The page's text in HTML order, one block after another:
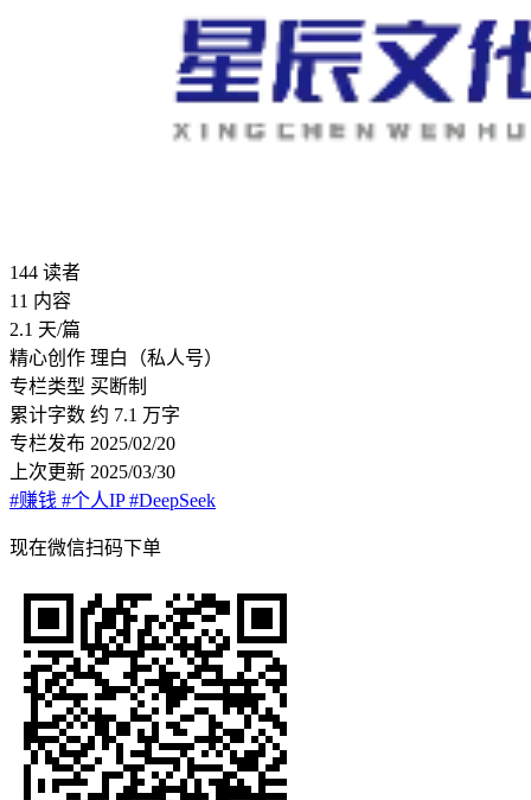
144 读者
11 内容
2.1 天/篇
精心创作 理白（私人号）
专栏类型 买断制
累计字数 约 7.1 万字
专栏发布 2025/02/20
上次更新 2025/03/30
#赚钱 #个人IP#DeepSeek
现在微信扫码下单